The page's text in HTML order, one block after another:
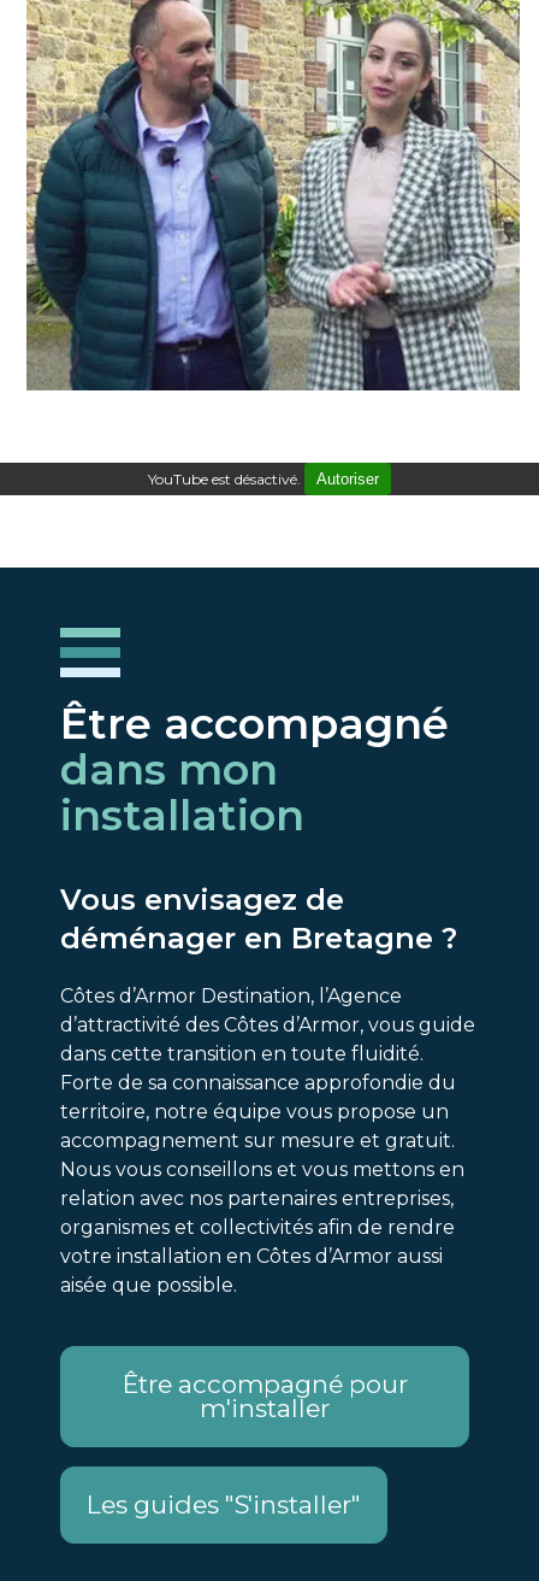
YouTube est désactivé. Autoriser
Être accompagné
dans mon
installation
Vous envisagez de
déménager en Bretagne ?
Côtes d’Armor Destination, l’Agence
d’attractivité des Côtes d’Armor, vous guide
dans cette transition en toute fluidité.
Forte de sa connaissance approfondie du
territoire, notre équipe vous propose un
accompagnement sur mesure et gratuit.
Nous vous conseillons et vous mettons en
relation avec nos partenaires entreprises,
organismes et collectivités afin de rendre
votre installation en Côtes d’Armor aussi
aisée que possible.
Être accompagné pour
m'installer
Les guides "S'installer"